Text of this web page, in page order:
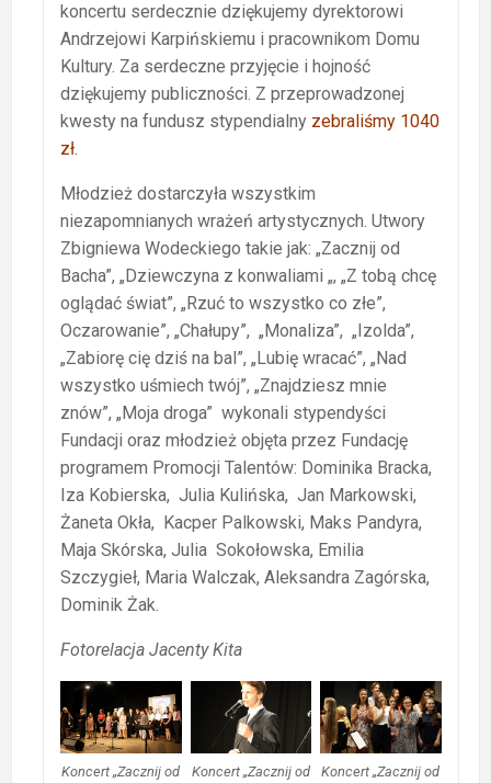
koncertu serdecznie dziękujemy dyrektorowi
Andrzejowi Karpińskiemu i pracownikom Domu
Kultury. Za serdeczne przyjęcie i hojność
dziękujemy publiczności. Z przeprowadzonej
kwesty na fundusz stypendialny zebraliśmy 1040
zł.
Młodzież dostarczyła wszystkim
niezapomnianych wrażeń artystycznych. Utwory
Zbigniewa Wodeckiego takie jak: „Zacznij od
Bacha”, „Dziewczyna z konwaliami „, „Z tobą chcę
oglądać świat”, „Rzuć to wszystko co złe”,
Oczarowanie”, „Chałupy”, „Monaliza”, „Izolda”,
„Zabiorę cię dziś na bal”, „Lubię wracać”, „Nad
wszystko uśmiech twój”, „Znajdziesz mnie
znów”, „Moja droga” wykonali stypendyści
Fundacji oraz młodzież objęta przez Fundację
programem Promocji Talentów: Dominika Bracka,
Iza Kobierska, Julia Kulińska, Jan Markowski,
Żaneta Okła, Kacper Palkowski, Maks Pandyra,
Maja Skórska, Julia Sokołowska, Emilia
Szczygieł, Maria Walczak, Aleksandra Zagórska,
Dominik Żak.
Fotorelacja Jacenty Kita
Koncert „Zacznij od
Koncert „Zacznij od
Koncert „Zacznij od